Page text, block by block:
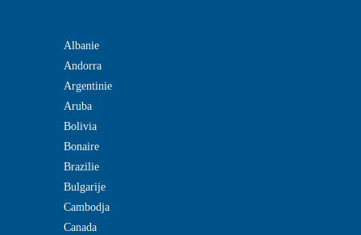
Albanie
Andorra
Argentinie
Aruba
Bolivia
Bonaire
Brazilie
Bulgarije
Cambodja
Canada